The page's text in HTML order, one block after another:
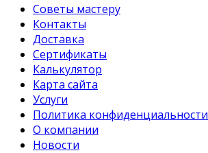
Советы мастеру
Контакты
Доставка
Сертификаты
Калькулятор
Карта сайта
Услуги
Политика конфиденциальности
О компании
Новости